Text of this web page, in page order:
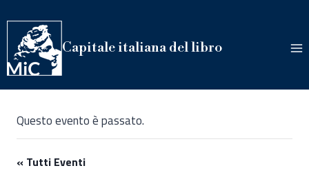
al
contenuto
Capitale italiana del libro
Questo evento è passato.
« Tutti Eventi